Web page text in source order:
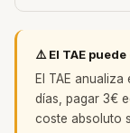
⚠️ El TAE
El TAE
días, pagar 3€
coste absoluto